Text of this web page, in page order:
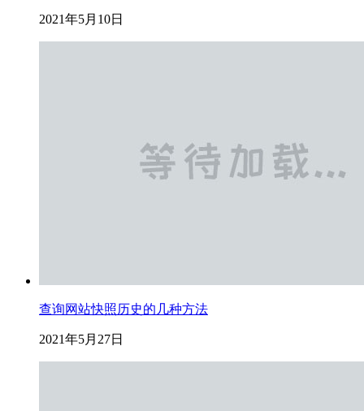
2021年5月10日
查询网站快照历史的几种方法
2021年5月27日